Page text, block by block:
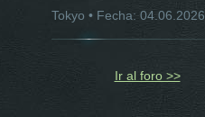
Tokyo • Fecha: 04.06.2026
Ir al foro >>